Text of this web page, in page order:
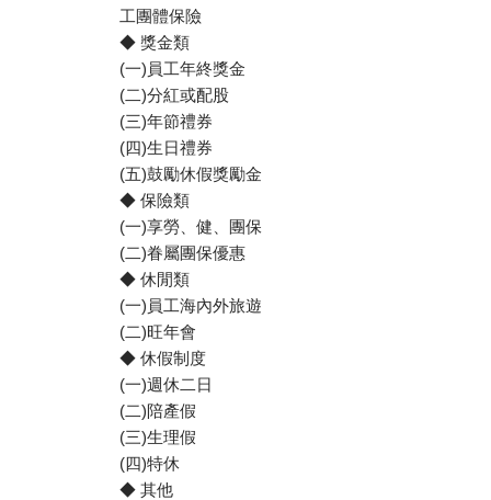
工團體保險
◆ 獎金類
(一)員工年終獎金
(二)分紅或配股
(三)年節禮券
(四)生日禮券
(五)鼓勵休假獎勵金
◆ 保險類
(一)享勞、健、團保
(二)眷屬團保優惠
◆ 休閒類
(一)員工海內外旅遊
(二)旺年會
◆ 休假制度
(一)週休二日
(二)陪產假
(三)生理假
(四)特休
◆ 其他